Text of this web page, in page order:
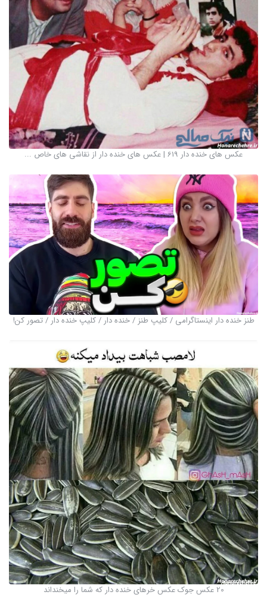
عکس های خنده دار 619 | عکس های خنده دار از نقاشی های خاص ...
طنز خنده دار اینستاگرامی / کلیپ طنز / خنده دار / کلیپ خنده دار / تصور کن!
20 عکس جوک عکس خرهای خنده دار که شما را میخنداند